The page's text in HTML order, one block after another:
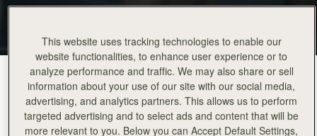
Walnut(14 色)
This website uses tracking technologies to enable our
website functionalities, to enhance user experience or to
analyze performance and traffic. We may also share or sell
information about your use of our site with our social media,
advertising, and analytics partners. This allows us to perform
targeted advertising and to select ads and content that will be
more relevant to you. Below you can Accept Default Settings,